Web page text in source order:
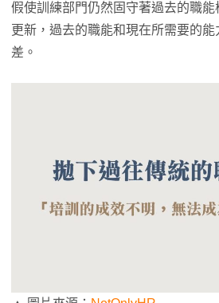
假使訓練部門仍然固守著過去的職
更新，過去的職能和現在所需要的
差。